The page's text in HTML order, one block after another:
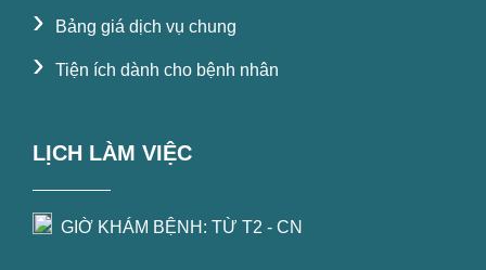
› Bảng giá dịch vụ chung
› Tiện ích dành cho bệnh nhân
LỊCH LÀM VIỆC
GIỜ KHÁM BỆNH: TỪ T2 - CN